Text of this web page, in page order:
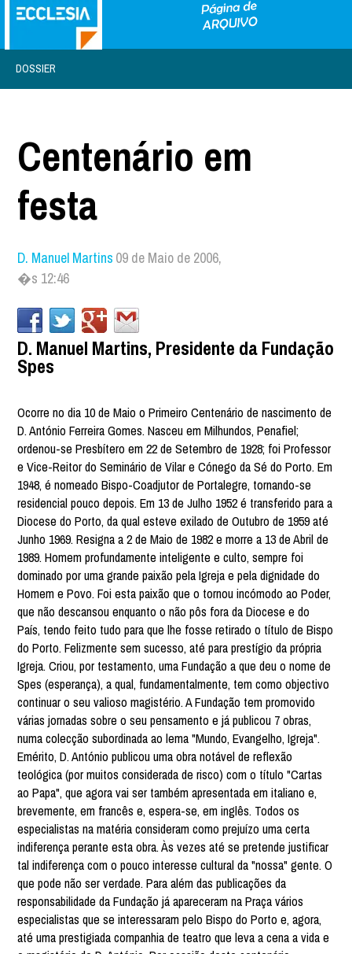
DOSSIER
Centenário em
festa
D. Manuel Martins 09 de Maio de 2006,
�s 12:46
D. Manuel Martins, Presidente da Fundação
Spes
Ocorre no dia 10 de Maio o Primeiro Centenário de nascimento de
D. António Ferreira Gomes. Nasceu em Milhundos, Penafiel;
ordenou-se Presbítero em 22 de Setembro de 1928; foi Professor
e Vice-Reitor do Seminário de Vilar e Cónego da Sé do Porto. Em
1948, é nomeado Bispo-Coadjutor de Portalegre, tornando-se
residencial pouco depois. Em 13 de Julho 1952 é transferido para a
Diocese do Porto, da qual esteve exilado de Outubro de 1959 até
Junho 1969. Resigna a 2 de Maio de 1982 e morre a 13 de Abril de
1989. Homem profundamente inteligente e culto, sempre foi
dominado por uma grande paixão pela Igreja e pela dignidade do
Homem e Povo. Foi esta paixão que o tornou incómodo ao Poder,
que não descansou enquanto o não pôs fora da Diocese e do
País, tendo feito tudo para que lhe fosse retirado o título de Bispo
do Porto. Felizmente sem sucesso, até para prestígio da própria
Igreja. Criou, por testamento, uma Fundação a que deu o nome de
Spes (esperança), a qual, fundamentalmente, tem como objectivo
continuar o seu valioso magistério. A Fundação tem promovido
várias jornadas sobre o seu pensamento e já publicou 7 obras,
numa colecção subordinada ao lema "Mundo, Evangelho, Igreja".
Emérito, D. António publicou uma obra notável de reflexão
teológica (por muitos considerada de risco) com o título "Cartas
ao Papa", que agora vai ser também apresentada em italiano e,
brevemente, em francês e, espera-se, em inglês. Todos os
especialistas na matéria consideram como prejuízo uma certa
indiferença perante esta obra. Às vezes até se pretende justificar
tal indiferença com o pouco interesse cultural da "nossa" gente. O
que pode não ser verdade. Para além das publicações da
responsabilidade da Fundação já apareceram na Praça vários
especialistas que se interessaram pelo Bispo do Porto e, agora,
até uma prestigiada companhia de teatro que leva a cena a vida e